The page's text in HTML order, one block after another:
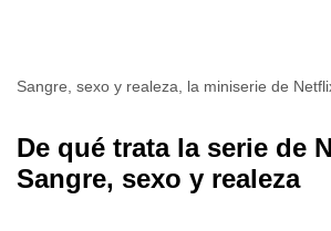
Sangre, sexo y realeza, la miniserie de
De qué trata la serie de
Sangre, sexo y realeza